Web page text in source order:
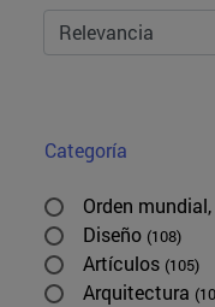
Categoría
Orden
Diseño (108)
Artículos (105)
Arquitectura